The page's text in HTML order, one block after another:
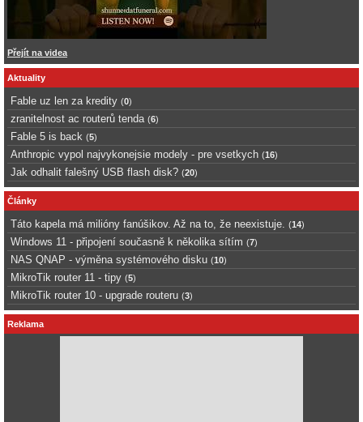
Přejít na videa
Aktuality
Fable uz len za kredity (0)
zranitelnost ac routerů tenda (6)
Fable 5 is back (5)
Anthropic vypol najvykonejsie modely - pre vsetkych (16)
Jak odhalit falešný USB flash disk? (20)
Články
Táto kapela má milióny fanúšikov. Až na to, že neexistuje. (14)
Windows 11 - připojení současně k několika sítím (7)
NAS QNAP - výměna systémového disku (10)
MikroTik router 11 - tipy (5)
MikroTik router 10 - upgrade routeru (3)
Reklama